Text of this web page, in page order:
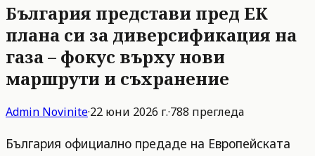
България представи пред ЕК
плана си за диверсификация на
газа – фокус върху нови
маршрути и съхранение
Admin Novinite·22 юни 2026 г.·788 прегледа
България официално предаде на Европейската